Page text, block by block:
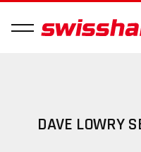
DAVE LOWRY